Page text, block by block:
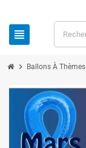
view_headline
chevron_right Ballons À Thèmes